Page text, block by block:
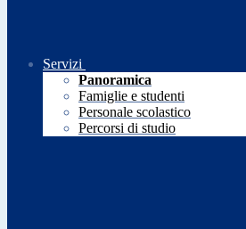
Servizi
Panoramica
Famiglie e studenti
Personale scolastico
Percorsi di studio